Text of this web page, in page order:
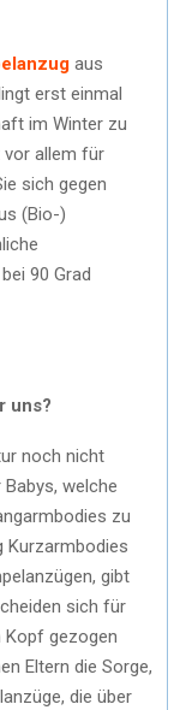
aus
erst einmal
im Winter zu
vor allem für
sich gegen
(Bio-)
90 Grad
uns?
noch nicht
welche
zu
Kurzarmbodies
gibt
sich für
Kopf gezogen
Eltern die Sorge,
die über